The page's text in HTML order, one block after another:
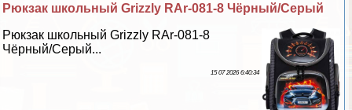
Рюкзак школьный Grizzly RAr-081-8 Чёрный/Серый
Рюкзак школьный Grizzly RAr-081-8
Чёрный/Серый...
15 07 2026 6:40:34